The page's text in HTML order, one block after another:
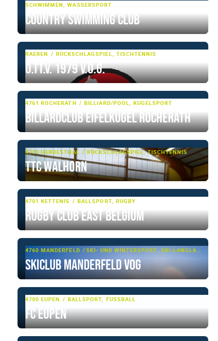
SCHWIMMEN, WASSERSPORT
Country Swimming Club
RAEREN RÜCKSCHLAGSPIEL, TISCHTENNIS
O.TT.V. 1979 V.o.G.
4761 ROCHERATH BILLIARD/POOL, KUGELSPORT
Billardclub Eifelkugel Rocherath
4710 HERBESTHAL RÜCKSCHLAGSPIEL, TISCHTENNIS
TTC Walhorn
4701 KETTENIS BALLSPORT, RUGBY
Rugby Club East Belgium
4760 MANDERFELD
Skiclub Manderfeld VoG
4700 EUPEN BALLSPORT, FUSSBALL
FC Eupen